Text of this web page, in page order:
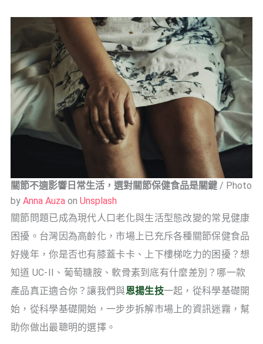
關節不適影響日常生活，選對關節保健食品是關鍵 / Photo
by Anna Auza on Unsplash
關節問題已成為現代人口老化與生活型態改變的常見健康
困擾。台灣因為高齡化，市場上已充斥各種關節保健食品
好幾年，你是否也有膝蓋卡卡、上下樓梯吃力的困擾？想
知道 UC-II、葡萄糖胺、軟骨素到底有什麼差別？哪一款
產品真正適合你？讓我們與恩揚生技一起，從科學基礎開
始，從科學基礎開始，一步步拆解市場上的資訊迷霧，幫
助你做出最聰明的選擇。